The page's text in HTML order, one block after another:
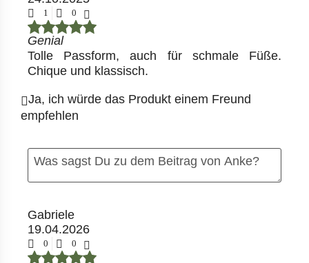
1 0
Genial
Tolle Passform, auch für schmale Füße.
Chique und klassisch.
Ja, ich würde das Produkt einem Freund
empfehlen
Gabriele
19.04.2026
0 0